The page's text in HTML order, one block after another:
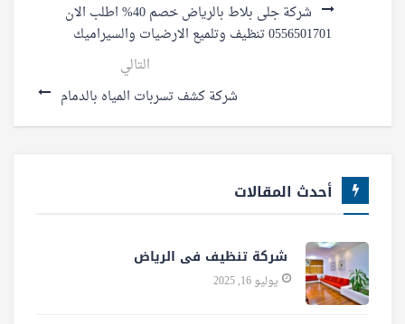
شركة جلى بلاط بالرياض خصم 40% اطلب الان
0556501701 تنظيف وتلميع الارضيات والسيراميك
التالي
شركة كشف تسربات المياه بالدمام
أحدث المقالات
شركة تنظيف فى الرياض
يوليو 16, 2025